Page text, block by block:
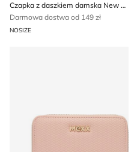
Czapka z daszkiem damska New Era
Darmowa dostwa od 149 zł
NOSIZE